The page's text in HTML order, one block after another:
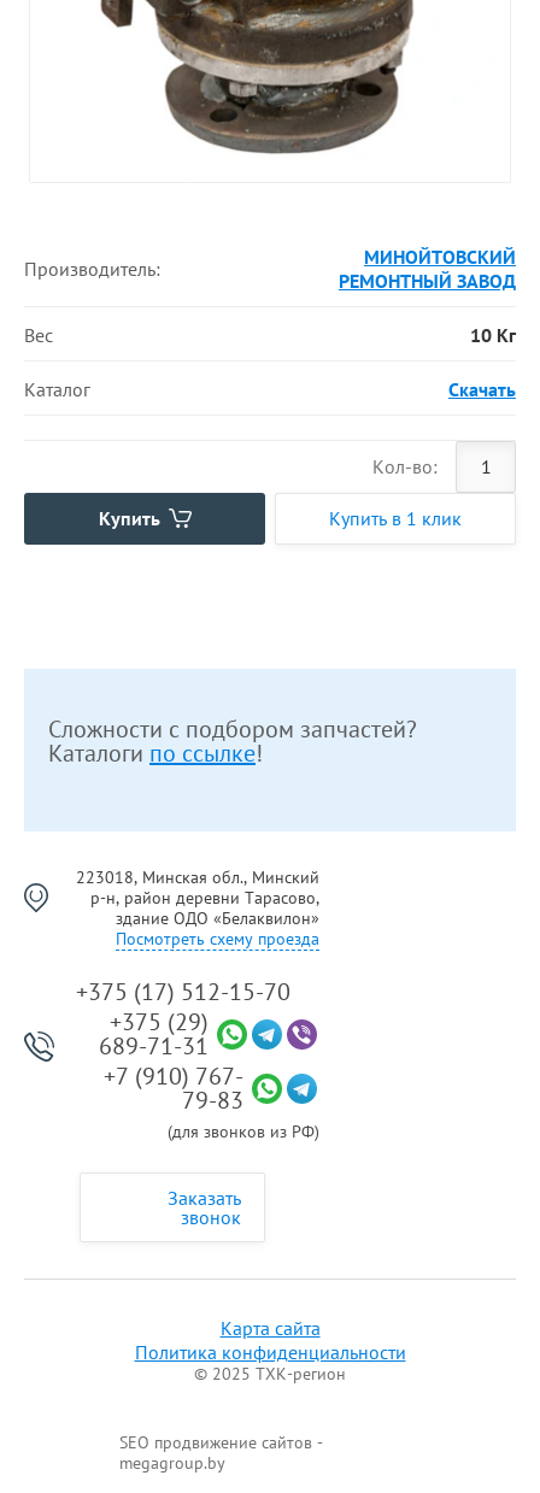
Производитель:
МИНОЙТОВСКИЙ
РЕМОНТНЫЙ ЗАВОД
Вес 10 Кг
Каталог Скачать
Кол-во:
Купить Купить в 1 клик
Сложности с подбором запчастей?
Каталоги по ссылке!
223018, Минская обл., Минский
р-н, район деревни Тарасово,
здание ОДО «Белаквилон»
Посмотреть схему проезда
+375 (17) 512-15-70
+375 (29)
689-71-31
+7 (910) 767-
79-83
(для звонков из РФ)
Заказать
звонок
Карта сайта
Политика конфиденциальности
© 2025 ТХК-регион
SEO продвижение сайтов -
megagroup.by